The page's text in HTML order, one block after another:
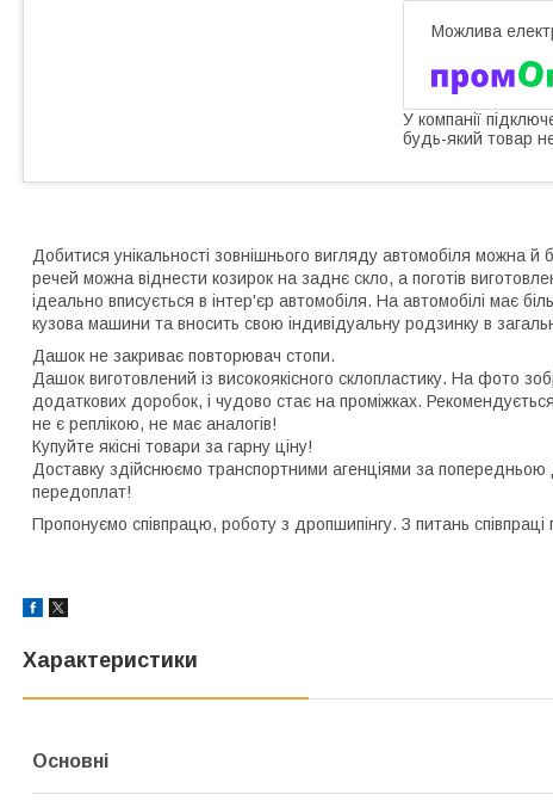
У компанії
будь-який товар
Добитися унікальності зовнішнього вигляду автомобіля можна й
речей можна віднести козирок на заднє скло, а поготів
ідеально вписується в інтер'єр автомобіля. На автомобілі має
кузова машини та вносить свою індивідуальну родзинку в
Дашок не закриває повторювач стопи.
Дашок виготовлений із високоякісного склопластику. На фото
додаткових доробок, і чудово стає на проміжках.
не є реплікою, не має аналогів!
Купуйте якісні товари за гарну ціну!
Доставку здійснюємо транспортними агенціями за
передоплат!
Пропонуємо співпрацю, роботу з дропшипінгу. З питань співпраці
Характеристики
Основні